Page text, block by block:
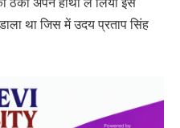
था जिस में उदय प्रताप सिंह